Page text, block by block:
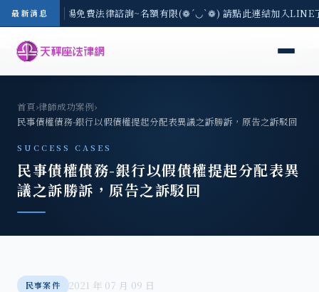
最新消息
區-8/3(一) 現場免費法律諮詢~名額有限(❁´◡`❁) 請點此連結加入
首頁›律師成功案例›
民事債權債務-銀行以假債權提起分配表異議之訴勝訴，原告之訴駁回
SUCCESS CASES
民事債權債務-銀行以假債權提起分配表異
議之訴勝訴，原告之訴駁回
民事案件 2021 年 07 月 09 日